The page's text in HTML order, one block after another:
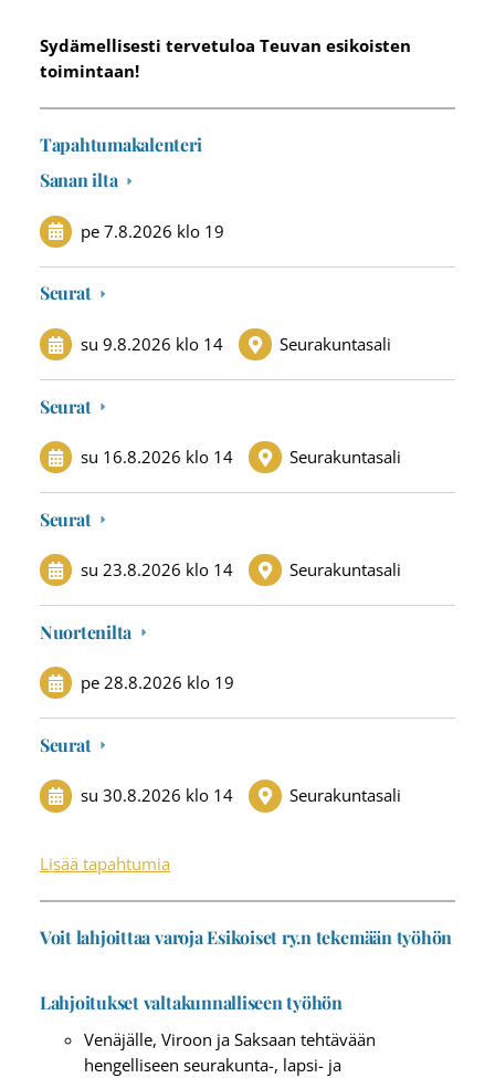
Sydämellisesti tervetuloa Teuvan esikoisten
toimintaan!
Tapahtumakalenteri
Sanan ilta
pe 7.8.2026 klo 19
Seurat
su 9.8.2026 klo 14 Seurakuntasali
Seurat
su 16.8.2026 klo 14 Seurakuntasali
Seurat
su 23.8.2026 klo 14 Seurakuntasali
Nuortenilta
pe 28.8.2026 klo 19
Seurat
su 30.8.2026 klo 14 Seurakuntasali
Lisää tapahtumia
Voit lahjoittaa varoja Esikoiset ry.n tekemään työhön
Lahjoitukset valtakunnalliseen työhön
Venäjälle, Viroon ja Saksaan tehtävään
hengelliseen seurakunta-, lapsi- ja